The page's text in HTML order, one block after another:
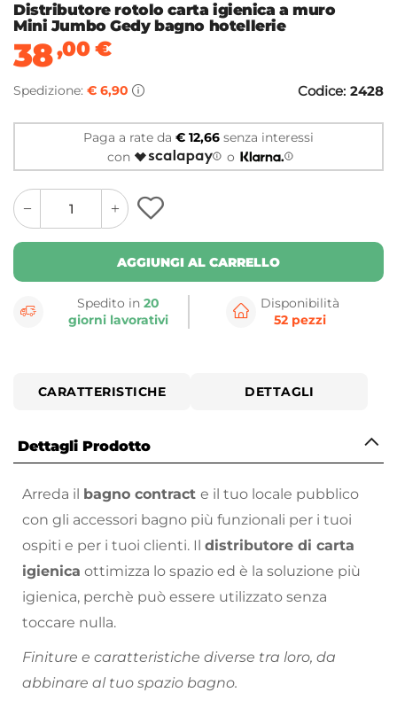
Distributore rotolo carta igienica a muro
Mini Jumbo Gedy bagno hotellerie
38,00€
Spedizione: € 6,90 Codice: 2428
Paga a rate da € 12,66 senza interessi
con
o
quantity
button
quantity
minus
button
AGGIUNGI AL CARRELLO
Spedito in 20
giorni lavorativi
Disponibilità
52 pezzi
CARATTERISTICHE DETTAGLI
Dettagli Prodotto
Arreda il bagno contract e il tuo locale pubblico
con gli accessori bagno più funzionali per i tuoi
ospiti e per i tuoi clienti. Il distributore di carta
igienica ottimizza lo spazio ed è la soluzione più
igienica, perchè può essere utilizzato senza
toccare nulla.
Finiture e caratteristiche diverse tra loro, da
abbinare al tuo spazio bagno.